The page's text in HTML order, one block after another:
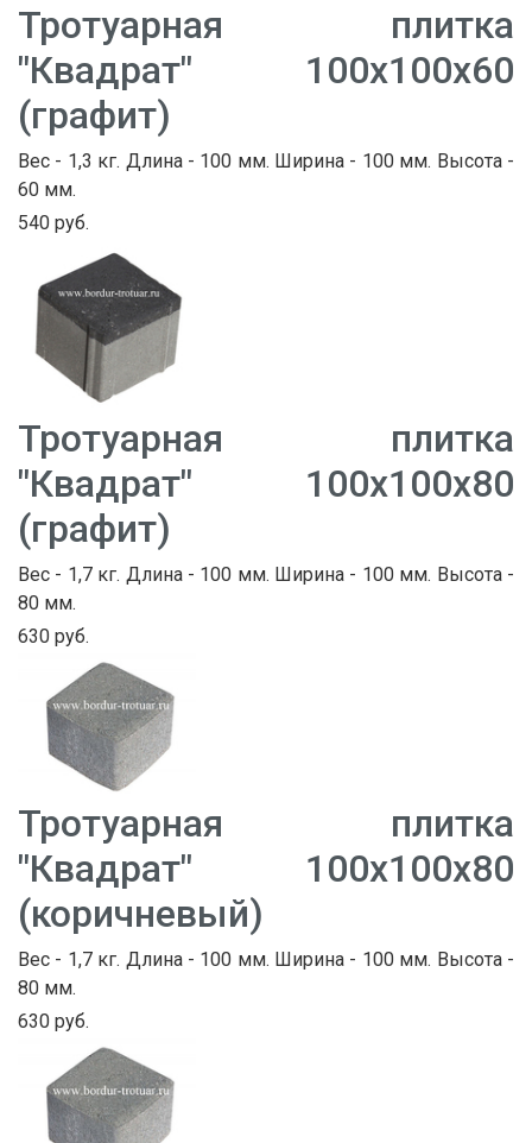
Тротуарная плитка
"Квадрат" 100х100х60
(графит)
Вес - 1,3 кг. Длина - 100 мм. Ширина - 100 мм. Высота -
60 мм.
540 руб.
Тротуарная плитка
"Квадрат" 100х100х80
(графит)
Вес - 1,7 кг. Длина - 100 мм. Ширина - 100 мм. Высота -
80 мм.
630 руб.
Тротуарная плитка
"Квадрат" 100х100х80
(коричневый)
Вес - 1,7 кг. Длина - 100 мм. Ширина - 100 мм. Высота -
80 мм.
630 руб.